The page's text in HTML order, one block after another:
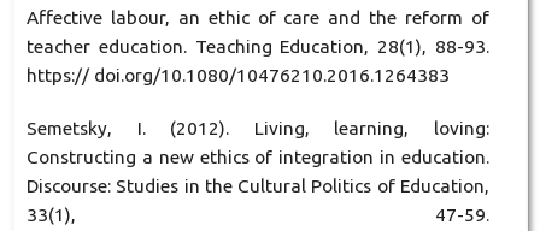
Affective labour, an ethic of care and the reform of
teacher education. Teaching Education, 28(1), 88-93.
https:// doi.org/10.1080/10476210.2016.1264383
Semetsky, I. (2012). Living, learning, loving:
Constructing a new ethics of integration in education.
Discourse: Studies in the Cultural Politics of Education,
33(1), 47-59.